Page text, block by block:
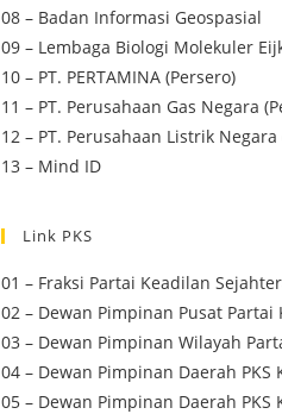
08 – Badan Informasi Geospasial
09 – Lembaga Biologi Molekuler
10 – PT. PERTAMINA (Persero)
11 – PT. Perusahaan Gas Negara
12 – PT. Perusahaan Listrik Negara
13 – Mind ID
Link PKS
01 – Fraksi Partai Keadilan
02 – Dewan Pimpinan Pusat Partai
03 – Dewan Pimpinan Wilayah
04 – Dewan Pimpinan Daerah PKS
05 – Dewan Pimpinan Daerah PKS